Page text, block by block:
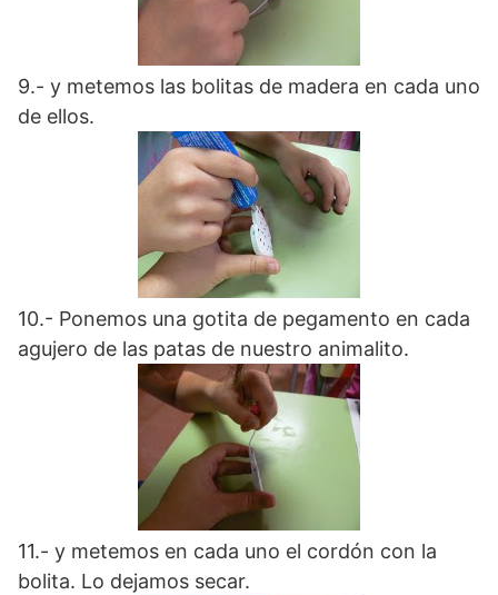
9.- y metemos las bolitas de madera en cada uno
de ellos.
10.- Ponemos una gotita de pegamento en cada
agujero de las patas de nuestro animalito.
11.- y metemos en cada uno el cordón con la
bolita. Lo dejamos secar.